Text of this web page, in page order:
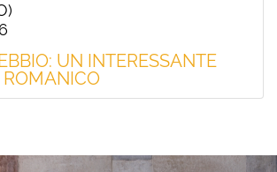
UN INTERESSANTE
ROMANICO